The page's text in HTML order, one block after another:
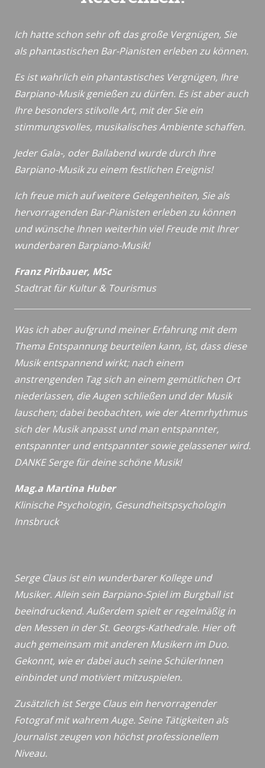
Ich hatte schon sehr oft das große Vergnügen, Sie
als phantastischen Bar-Pianisten erleben zu können.
Es ist wahrlich ein phantastisches Vergnügen, Ihre
Barpiano-Musik genießen zu dürfen. Es ist aber auch
Ihre besonders stilvolle Art, mit der Sie ein
stimmungsvolles, musikalisches Ambiente schaffen.
Jeder Gala-, oder Ballabend wurde durch Ihre
Barpiano-Musik zu einem festlichen Ereignis!
Ich freue mich auf weitere Gelegenheiten, Sie als
hervorragenden Bar-Pianisten erleben zu können
und wünsche Ihnen weiterhin viel Freude mit Ihrer
wunderbaren Barpiano-Musik!
Franz Piribauer, MSc
Stadtrat für Kultur & Tourismus
Was ich aber aufgrund meiner Erfahrung mit dem
Thema Entspannung beurteilen kann, ist, dass diese
Musik entspannend wirkt; nach einem
anstrengenden Tag sich an einem gemütlichen Ort
niederlassen, die Augen schließen und der Musik
lauschen; dabei beobachten, wie der Atemrhythmus
sich der Musik anpasst und man entspannter,
entspannter und entspannter sowie gelassener wird.
DANKE Serge für deine schöne Musik!
Mag.a Martina Huber
Klinische Psychologin, Gesundheitspsychologin
Innsbruck
Serge Claus ist ein wunderbarer Kollege und
Musiker. Allein sein Barpiano-Spiel im Burgball ist
beeindruckend. Außerdem spielt er regelmäßig in
den Messen in der St. Georgs-Kathedrale. Hier oft
auch gemeinsam mit anderen Musikern im Duo.
Gekonnt, wie er dabei auch seine SchülerInnen
einbindet und motiviert mitzuspielen.
Zusätzlich ist Serge Claus ein hervorragender
Fotograf mit wahrem Auge. Seine Tätigkeiten als
Journalist zeugen von höchst professionellem
Niveau.